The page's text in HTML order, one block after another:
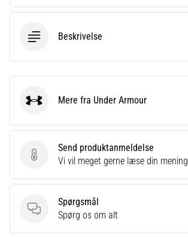
Vis
alle
artikler
Beskrivelse
Send produktanmeldelse
Send produktanmeldelse
Vi vil meget gerne læse din mening
Spørgsmål
Spørgsmål
Spørg os om alt
Under ArmourMere fra Under Armour